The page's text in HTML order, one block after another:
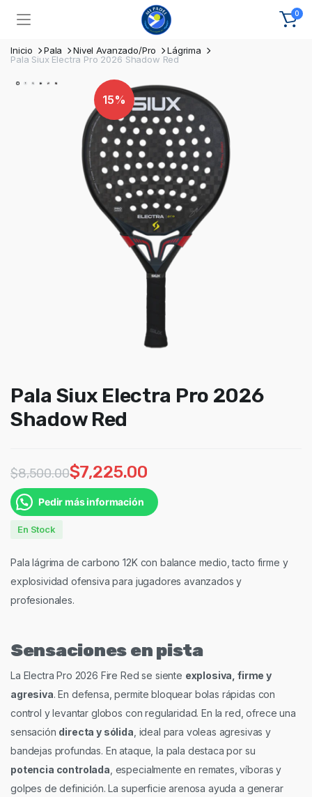
0
Inicio Pala Nivel Avanzado/Pro
Lágrima
Pala Siux Electra Pro 2026 Shadow Red
15%
Pala Siux Electra Pro 2026
Shadow Red
$8,500.00$7,225.00
Pedir más información
En Stock
Pala lágrima de carbono 12K con balance medio, tacto firme y
explosividad ofensiva para jugadores avanzados y
profesionales.
Sensaciones en pista
La Electra Pro 2026 Fire Red se siente explosiva, firme y
agresiva. En defensa, permite bloquear bolas rápidas con
control y levantar globos con regularidad. En la red, ofrece una
sensación directa y sólida , ideal para voleas agresivas y
bandejas profundas. En ataque, la pala destaca por su
potencia controlada , especialmente en remates, víboras y
golpes de definición. La superficie arenosa ayuda a generar